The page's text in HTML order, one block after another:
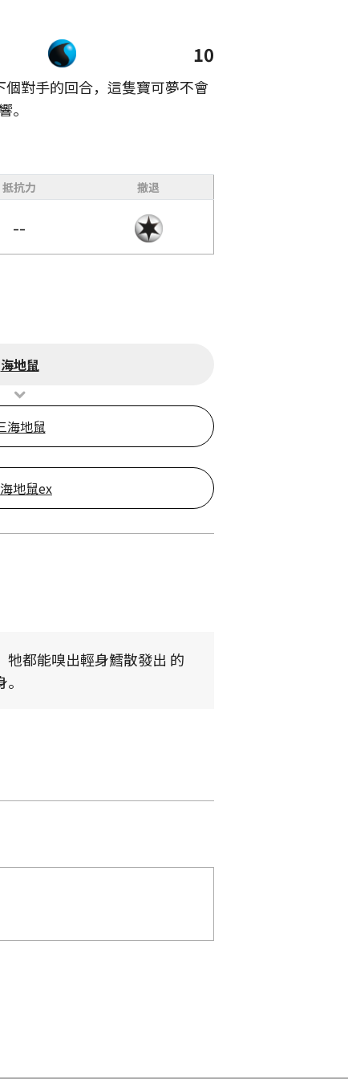
10
對手的回合，這隻寶可夢不會
。
抵抗力 撤退
--
海地鼠
海地鼠
地鼠ex
牠都能嗅出輕身鱈散發出 的